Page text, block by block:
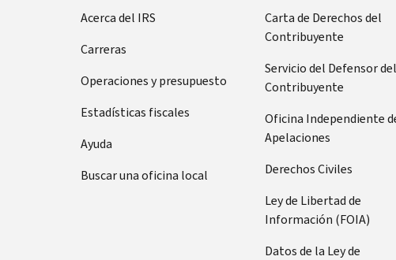
Acerca del IRS
Carreras
Operaciones y presupuesto
Estadísticas fiscales
Ayuda
Buscar una oficina local
Carta de Derechos del
Contribuyente
Servicio del Defensor del
Contribuyente
Oficina Independiente
Apelaciones
Derechos Civiles
Ley de Libertad de
Información (FOIA)
Datos de la Ley de